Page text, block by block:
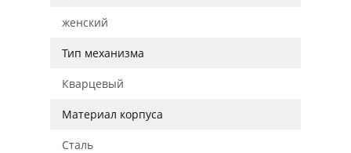
женский
Тип механизма
Кварцевый
Материал корпуса
Сталь